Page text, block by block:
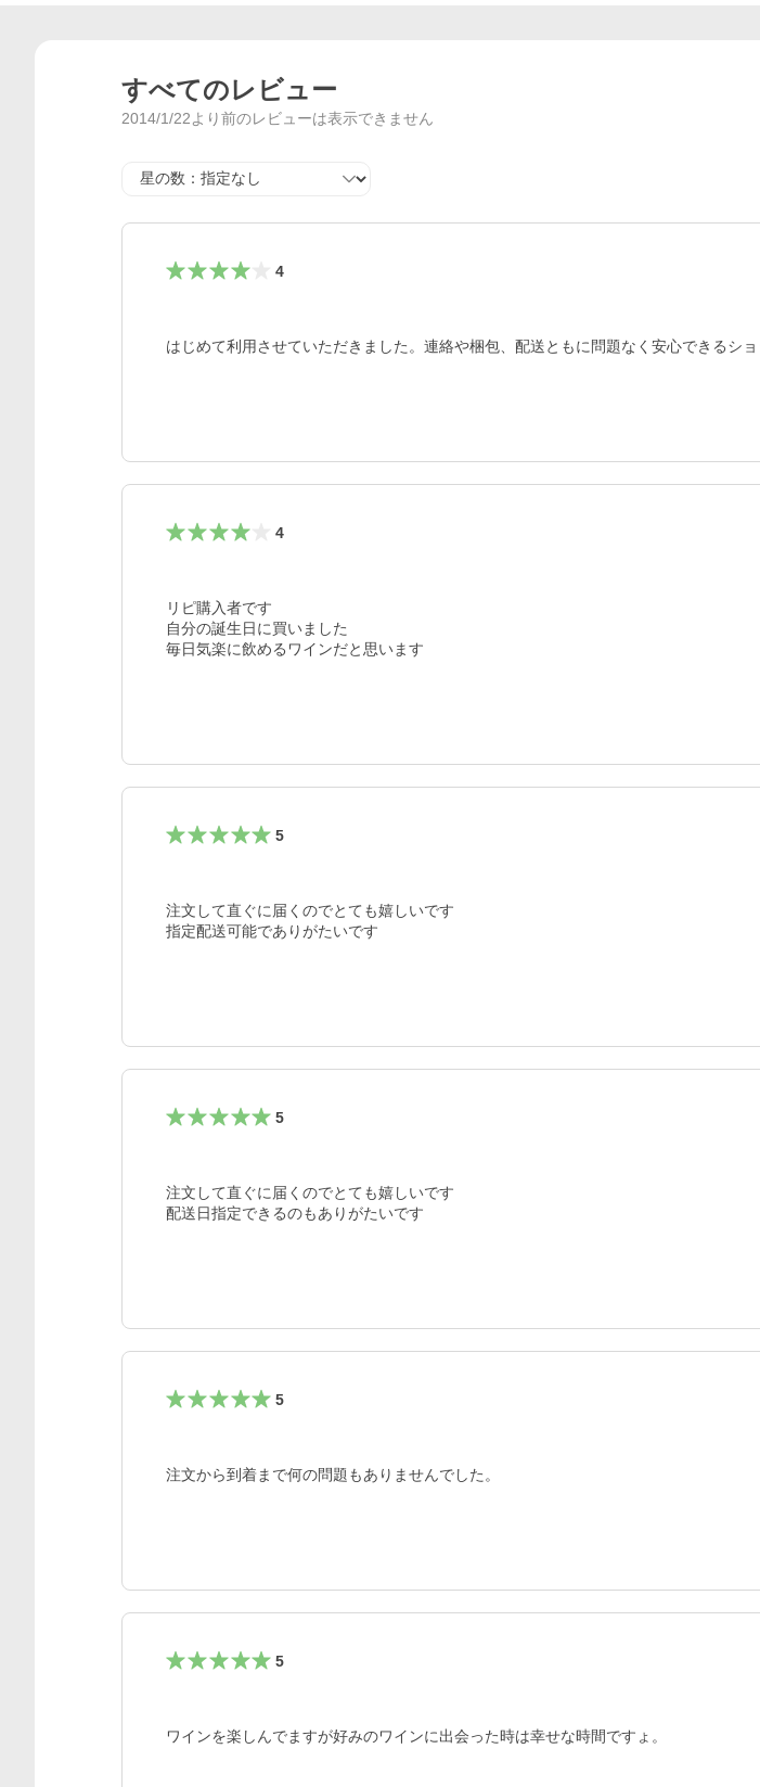
すべてのレビュー
2014/1/22より前のレビューは表示できません
星の数
4
はじめて利用させていただきました。連絡や梱包、配送ともに問題なく安心できるシ
4
リピ購入者です
自分の誕生日に買いました
毎日気楽に飲めるワインだと思います
5
注文して直ぐに届くのでとても嬉しいです
指定配送可能でありがたいです
5
注文して直ぐに届くのでとても嬉しいです
5
注文から到着まで何の問題もありませんでした。
5
ワインを楽しんでますが好みのワインに出会った時は幸せな時間ですょ。